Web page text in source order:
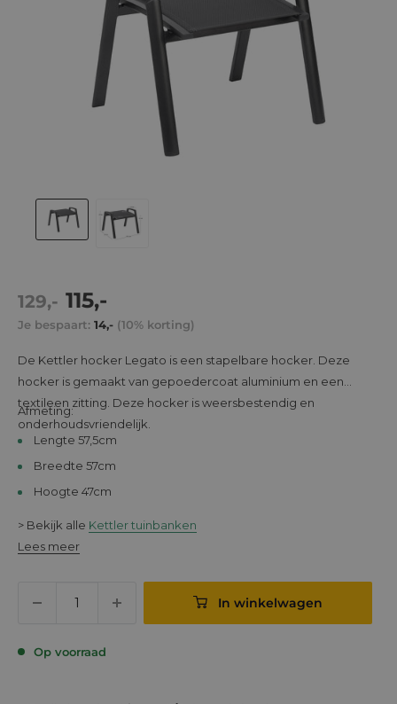
Normale
prijs
129,- Actie
prijs
115,-
Je bespaart: 14,- (10% korting)
De Kettler hocker Legato is een stapelbare hocker. Deze
hocker is gemaakt van gepoedercoat aluminium en een
textileen zitting. Deze hocker is weersbestendig en
onderhoudsvriendelijk.
Afmeting:
Lengte 57,5cm
Breedte 57cm
Hoogte 47cm
> Bekijk alle Kettler tuinbanken
Lees meer
In winkelwagen
Op voorraad